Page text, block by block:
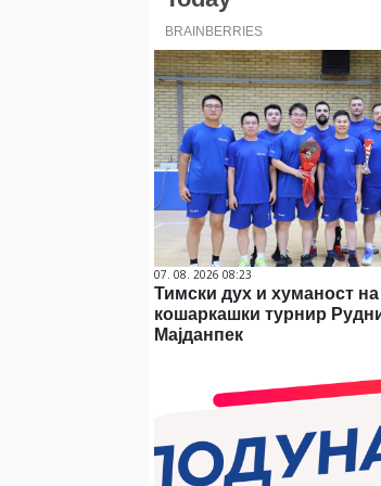
07. 08. 2026 08:23
Тимски дух и хуманост на
кошаркашки турнир
Мајданпек